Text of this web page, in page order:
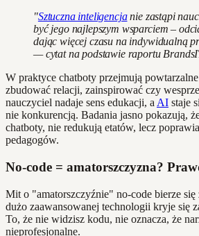
"Sztuczna inteligencjanie zastąpi
być jego najlepszym wsparciem –
dając więcej czasu na indywidualną
— cytat na podstawie raportu
W praktyce chatboty przejmują
zbudować relacji, zainspirować czy
nauczyciel nadaje sens edukacji, a AI staje
nie konkurencją. Badania jasno pokazują,
chatboty, nie redukują etatów, lecz
pedagogów.
No-code = amatorszczyzna?
Mit o "amatorszczyźnie" no-code bierze
dużo zaawansowanej technologii kryje się
To, że nie widzisz kodu, nie oznacza, że
nieprofesjonalne.